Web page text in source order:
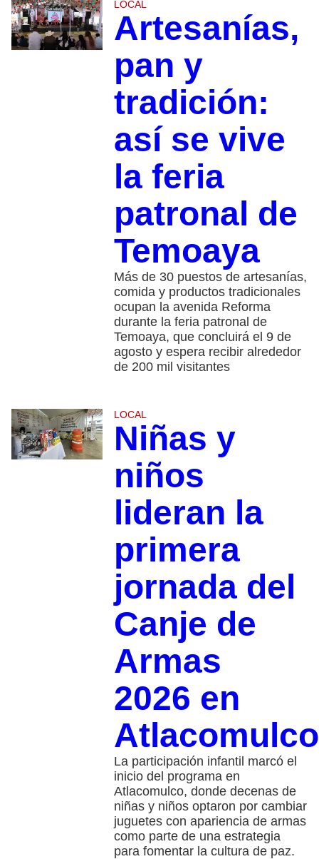
LOCAL
Artesanías,
pan y
tradición:
así se vive
la feria
patronal de
Temoaya
Más de 30 puestos de artesanías,
comida y productos tradicionales
ocupan la avenida Reforma
durante la feria patronal de
Temoaya, que concluirá el 9 de
agosto y espera recibir alrededor
de 200 mil visitantes
LOCAL
Niñas y
niños
lideran la
primera
jornada del
Canje de
Armas
2026 en
Atlacomulco
La participación infantil marcó el
inicio del programa en
Atlacomulco, donde decenas de
niñas y niños optaron por cambiar
juguetes con apariencia de armas
como parte de una estrategia
para fomentar la cultura de paz.